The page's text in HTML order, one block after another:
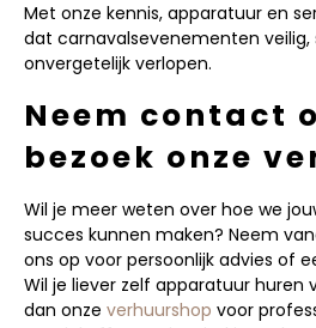
Met onze kennis, apparatuur en
dat carnavalsevenementen veilig,
onvergetelijk verlopen.
Neem contact
bezoek onze
Wil je meer weten over hoe we
succes kunnen maken? Neem
ons op voor persoonlijk advies of
Wil je liever zelf apparatuur huren
dan onze verhuurshop voor